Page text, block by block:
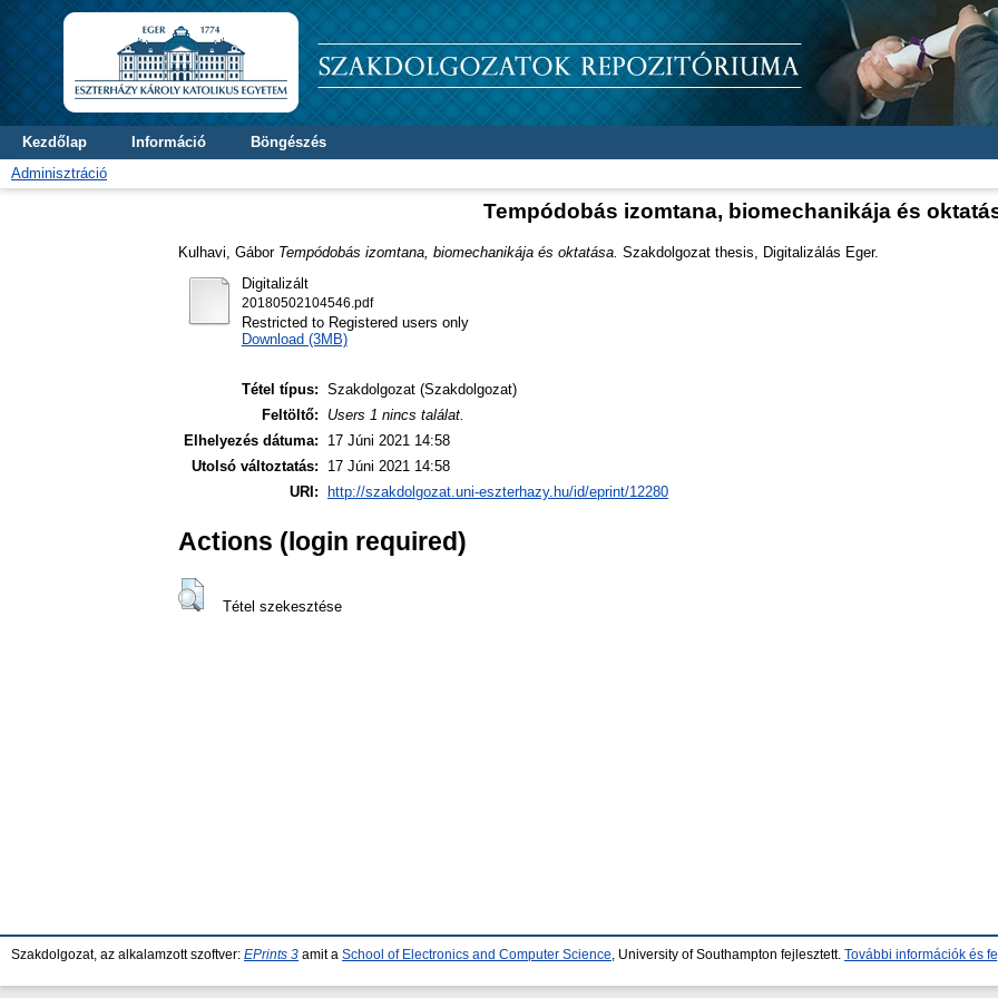
Kezdőlap Információ
Böngészés
Adminisztráció
Tempódobás izomtana, biomechanikája és
Kulhavi, Gábor Tempódobás izomtana, biomechanikája és oktatása. Szakdolgozat thesis, Digitalizálás Eger.
Digitalizált
20180502104546.pdf
Restricted to Registered users only
Download (3MB)
Tétel típus: Szakdolgozat (Szakdolgozat)
Feltöltő:
Users 1 nincs találat.
Elhelyezés dátuma:
17 Júni 2021 14:58
Utolsó változtatás:
17 Júni 2021 14:58
URI:
http://szakdolgozat.uni-eszterhazy.hu/id/eprint/12280
Actions (login required)
Tétel szekesztése
Szakdolgozat, az alkalamzott szoftver: EPrints 3 amit a School of Electronics and Computer Science , University of Southampton fejlesztett. További információk és